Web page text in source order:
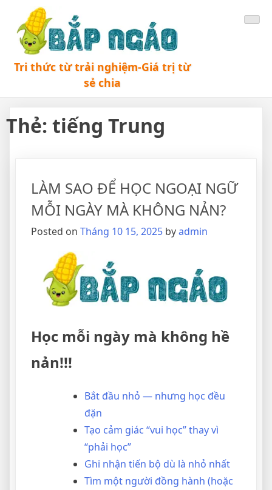
Tri thức từ trải nghiệm-Giá trị từ
sẻ chia
Thẻ: tiếng Trung
LÀM SAO ĐỂ HỌC NGOẠI NGỮ
MỖI NGÀY MÀ KHÔNG NẢN?
Posted on Tháng 10 15, 2025 byadmin
Học mỗi ngày mà không hề
nản!!!
Bắt đầu nhỏ — nhưng học đều
đặn
Tạo cảm giác “vui học” thay vì
“phải học”
Ghi nhận tiến bộ dù là nhỏ nhất
Tìm một người đồng hành (hoặc